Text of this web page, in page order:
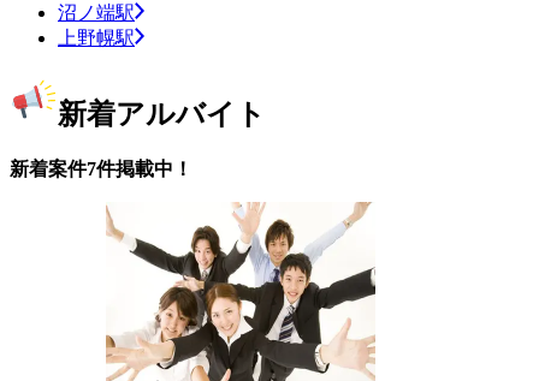
沼ノ端駅
上野幌駅
新着アルバイト
新着案件7件掲載中！